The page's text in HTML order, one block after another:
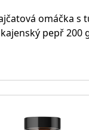
omáčka s
kajenský pepř 200